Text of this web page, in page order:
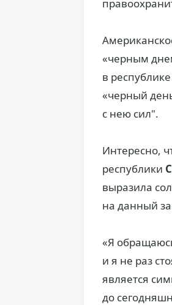
«черным
в
«черный
с нею сил".
Интересно,
республики
выразила
на данный
«Я
и я не раз
является
до